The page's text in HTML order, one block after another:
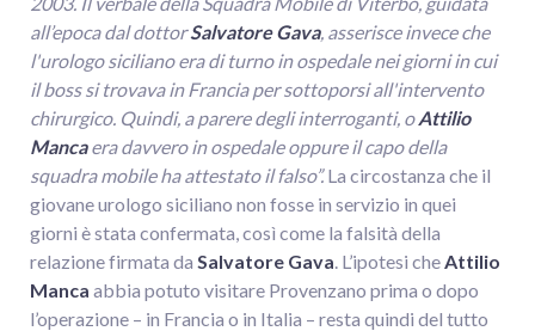
all’epoca dal dottorSalvatore Gava, asserisce invece che
l'urologo siciliano era di turno in ospedale nei giorni in cui
il boss si trovava in Francia per sottoporsi all'intervento
chirurgico. Quindi, a parere degli interroganti, oAttilio
Mancaera davvero in ospedale oppure il capo della
squadra mobile ha attestato il falso”.La circostanza che il
giovane urologo siciliano non fosse in servizio in quei
giorni è stata confermata, così come la falsità della
relazione firmata da Salvatore Gava . L’ipotesi che Attilio
Manca abbia potuto visitare Provenzano prima o dopo
l’operazione – in Francia o in Italia – resta quindi del tutto